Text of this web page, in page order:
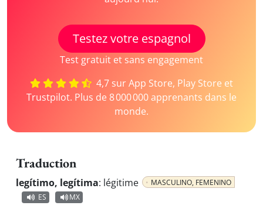
Testez votre espagnol
Test gratuit et sans engagement
4,7 sur App Store, Play Store et
Trustpilot. Plus de 8 000 000 apprenants dans le
monde.
Traduction
legítimo, legítima: légitime
MASCULINO, FEMENINO
ES
MX